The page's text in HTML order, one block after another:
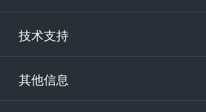
技术支持
其他信息